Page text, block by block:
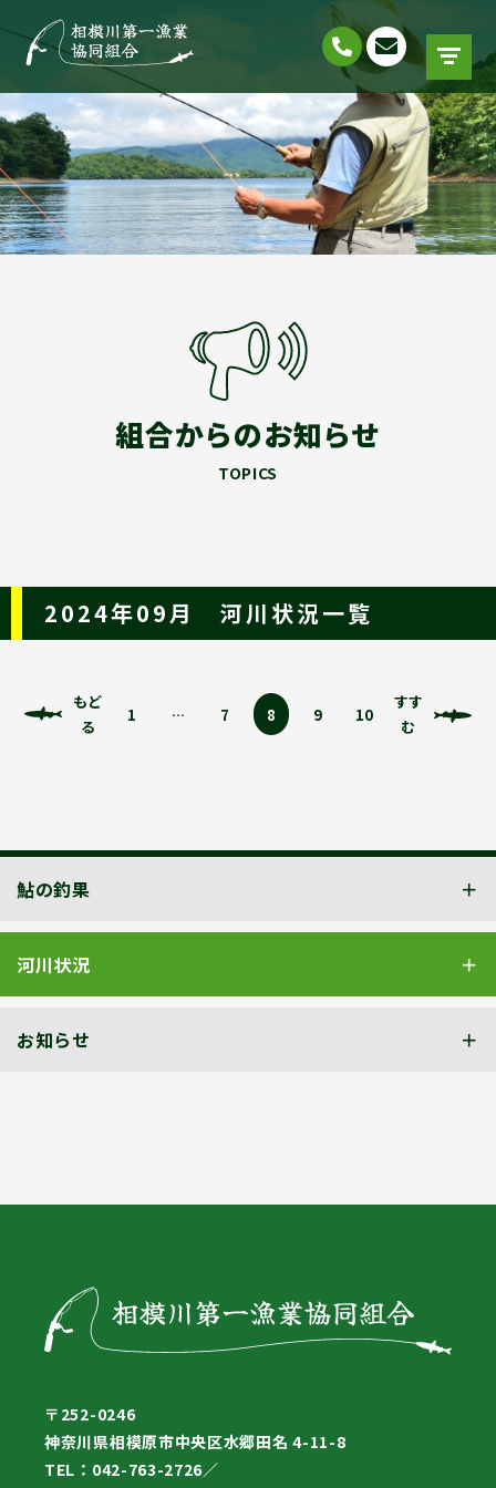
組合からのお知らせ
TOPICS
2024年09月 河川状況一覧
もど
る
1 … 7 8 9 10
すす
む
鮎の釣果
河川状況
お知らせ
〒252-0246
神奈川県相模原市中央区水郷田名 4-11-8
TEL：042-763-2726／